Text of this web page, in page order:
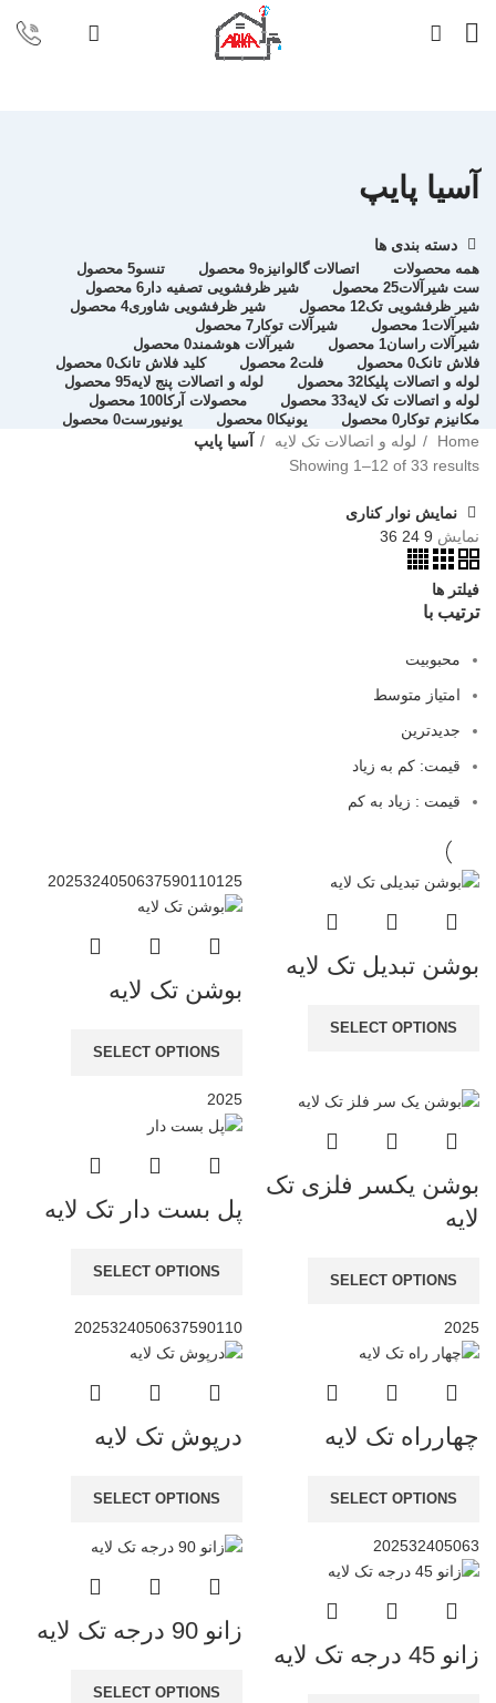
آسیا پایپ
دسته بندی ها
همه محصولات اتصالات گالوانیزه9 محصول تنسو5 محصول
ست شیرآلات25 محصول شیر ظرفشویی تصفیه دار 6 محصول
شیر ظرفشویی تک12 محصول شیر ظرفشویی شاوری4 محصول
شیرآلات1 محصول شیرآلات توکار 7 محصول
شیرآلات راسان1 محصول شیرآلات هوشمند0 محصول
فلاش تانک0 محصول فلت2 محصول کلید فلاش تانک0 محصول
لوله و اتصالات پلیکا32 محصول لوله و اتصالات پنج لایه95 محصول
لوله و اتصالات تک لایه33 محصول محصولات آرکا100 محصول
مکانیزم توکار 0 محصول یونیکا0 محصول یونیورست0 محصول
Home لوله و اتصالات تک لایه
آسیا پایپ
Showing 1–12 of 33 results
نمایش نوار کناری
نمایش 9
24
36
فیلتر ها
ترتیب با
محبوبیت
امتیاز متوسط
جدیدترین
قیمت: کم به زیاد
قیمت : زیاد به کم
بوشن تبدیل تک لایه
SELECT OPTIONS
2025324050637590110125
بوشن تک لایه
SELECT OPTIONS
بوشن یکسر فلزی تک
لایه
SELECT OPTIONS
2025
پل بست دار تک لایه
SELECT OPTIONS
2025
چهارراه تک لایه
SELECT OPTIONS
2025324050637590110
درپوش تک لایه
SELECT OPTIONS
202532405063
زانو 45 درجه تک لایه
زانو 90 درجه تک لایه
SELECT OPTIONS